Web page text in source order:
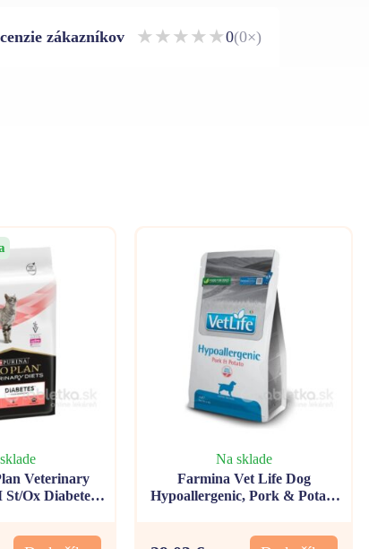
zákazníkov ★★★★★0(0×)
Veterinary
Ox Diabetes
Na sklade
Farmina Vet Life Dog
Hypoallergenic, Pork & Potato